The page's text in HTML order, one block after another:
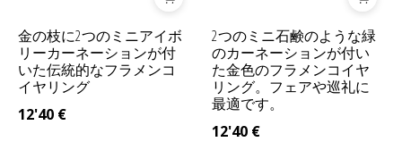
金の枝に2つのミニアイボ
リーカーネーションが付
いた伝統的なフラメンコ
イヤリング
12'40 €
2つのミニ石鹸のような緑
のカーネーションが付い
た金色のフラメンコイヤ
リング。フェアや巡礼に
最適です。
12'40 €